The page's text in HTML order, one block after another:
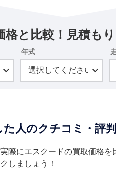
格と比較！見積も
年式
人のクチコミ・評判
際にエスクードの買取価格を
しましょう！